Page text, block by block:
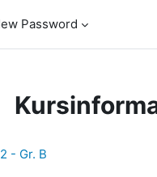
Password
- Gr. B